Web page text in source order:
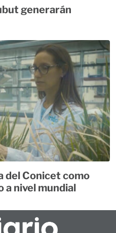
generarán
del Conicet como
a nivel mundial